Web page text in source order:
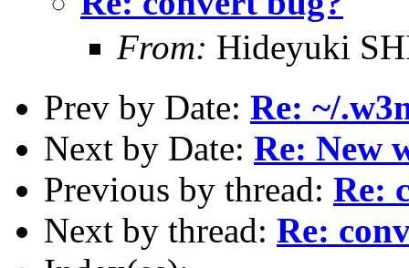
From: Hideyuki
Prev by Date: Re: ~/
Next by Date: Re: New
Previous by thread: Re:
Next by thread: Re: